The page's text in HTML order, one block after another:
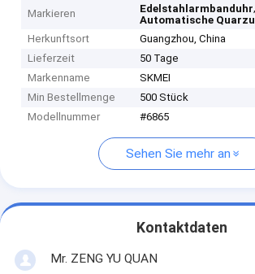
Markieren Edelstahlarmbanduhr,
Automatische
Herkunftsort
Guangzhou, China
Lieferzeit
50 Tage
Markenname
SKMEI
Min Bestellmenge
500 Stück
Modellnummer
#6865
Sehen Sie mehr an
Kontaktdaten
Mr. ZENG YU QUAN